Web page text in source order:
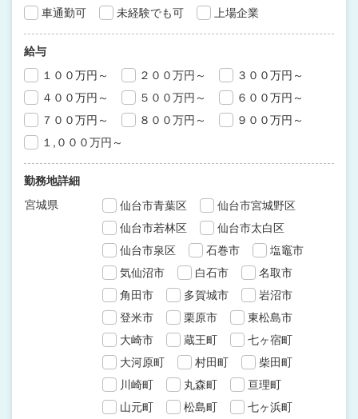
車通勤可
未経験でも可 上場企業
給与
１００万円～
２００万円～
３００万円～
４００万円～
５００万円～
６００万円～
７００万円～
８００万円～
９００万円～
１,０００万円～
勤務地詳細
宮城県
仙台市青葉区
仙台市宮城野区
仙台市若林区
仙台市太白区
仙台市泉区
石巻市
塩竈市
気仙沼市
白石市
名取市
角田市
多賀城市
岩沼市
登米市
栗原市
東松島市
大崎市
蔵王町
七ヶ宿町
大河原町
村田町
柴田町
川崎町
丸森町
亘理町
山元町
松島町 七ヶ浜町